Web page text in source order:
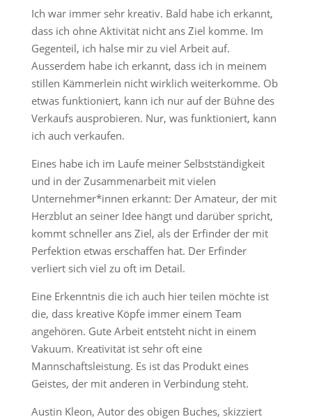
Ich war immer sehr kreativ. Bald habe ich erkannt,
dass ich ohne Aktivität nicht ans Ziel komme. Im
Gegenteil, ich halse mir zu viel Arbeit auf.
Ausserdem habe ich erkannt, dass ich in meinem
stillen Kämmerlein nicht wirklich weiterkomme. Ob
etwas funktioniert, kann ich nur auf der Bühne des
Verkaufs ausprobieren. Nur, was funktioniert, kann
ich auch verkaufen.
Eines habe ich im Laufe meiner Selbstständigkeit
und in der Zusammenarbeit mit vielen
Unternehmer*innen erkannt: Der Amateur, der mit
Herzblut an seiner Idee hängt und darüber spricht,
kommt schneller ans Ziel, als der Erfinder der mit
Perfektion etwas erschaffen hat. Der Erfinder
verliert sich viel zu oft im Detail.
Eine Erkenntnis die ich auch hier teilen möchte ist
die, dass kreative Köpfe immer einem Team
angehören. Gute Arbeit entsteht nicht in einem
Vakuum. Kreativität ist sehr oft eine
Mannschaftsleistung. Es ist das Produkt eines
Geistes, der mit anderen in Verbindung steht.
Austin Kleon, Autor des obigen Buches, skizziert